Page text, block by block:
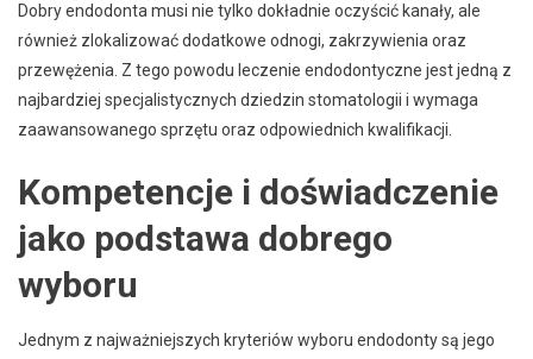
Dobry endodonta musi nie tylko dokładnie oczyścić kanały, ale
również zlokalizować dodatkowe odnogi, zakrzywienia oraz
przewężenia. Z tego powodu leczenie endodontyczne jest jedną z
najbardziej specjalistycznych dziedzin stomatologii i wymaga
zaawansowanego sprzętu oraz odpowiednich kwalifikacji.
Kompetencje i doświadczenie
jako podstawa dobrego
wyboru
Jednym z najważniejszych kryteriów wyboru endodonty są jego